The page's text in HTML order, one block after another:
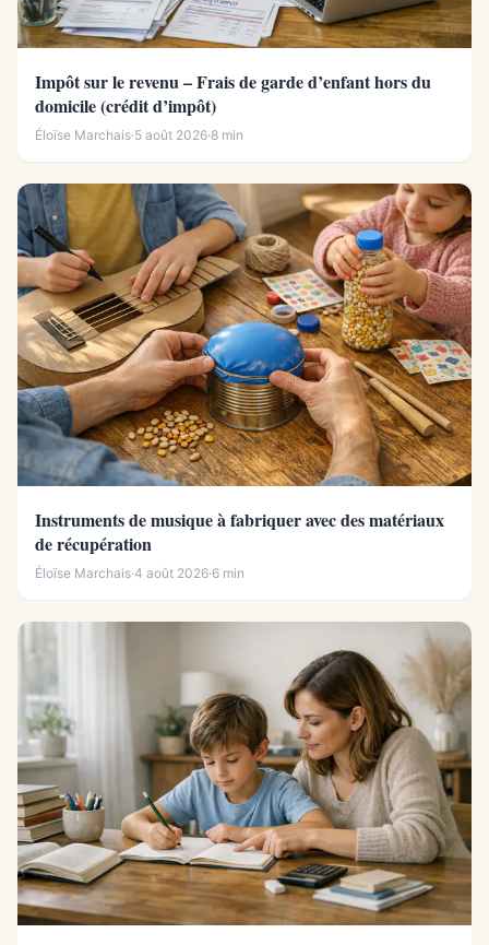
Impôt sur le revenu – Frais de garde d’enfant hors du
domicile (crédit d’impôt)
Éloïse Marchais·5 août 2026·8 min
Instruments de musique à fabriquer avec des matériaux
de récupération
Éloïse Marchais·4 août 2026·6 min